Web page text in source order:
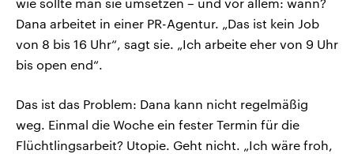
wie sollte man sie umsetzen – und vor allem: wann?
Dana arbeitet in einer PR-Agentur. „Das ist kein Job
von 8 bis 16 Uhr“, sagt sie. „Ich arbeite eher von 9 Uhr
bis open end“.
Das ist das Problem: Dana kann nicht regelmäßig
weg. Einmal die Woche ein fester Termin für die
Flüchtlingsarbeit? Utopie. Geht nicht. „Ich wäre froh,